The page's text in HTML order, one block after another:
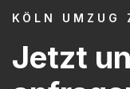
KÖLN UMZUG
Jetzt